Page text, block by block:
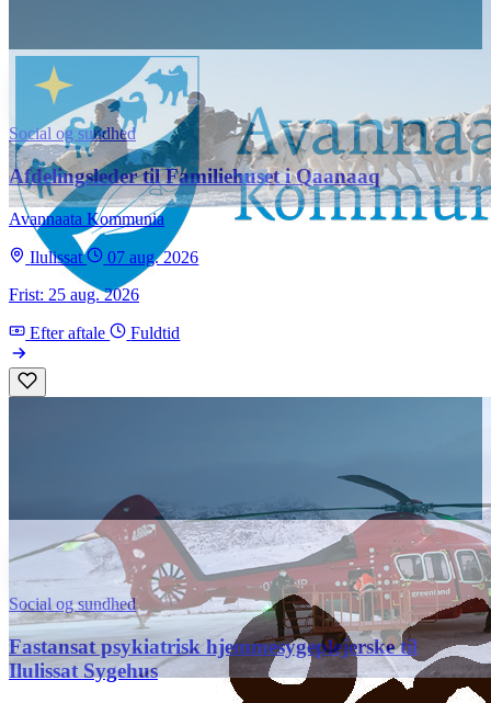
Social og sundhed
Afdelingsleder til Familiehuset i Qaanaaq
Avannaata Kommunia
Ilulissat
07 aug. 2026
Frist: 25 aug. 2026
Efter aftale Fuldtid
Social og sundhed
Fastansat psykiatrisk hjemmesygeplejerske til
Ilulissat Sygehus